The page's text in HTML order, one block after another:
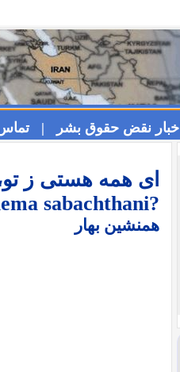
اخبار نقض حقوق بشر |
ای همه هستی ز
?Eli, Eli, lema sabachthani
همنشین بهار